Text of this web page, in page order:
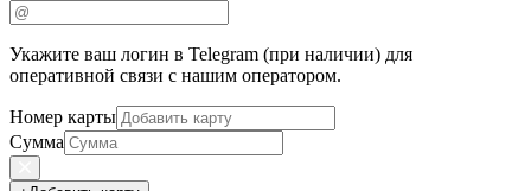
Укажите ваш логин в Telegram (при наличии) для
оперативной связи с нашим оператором.
Номер карты
Сумма